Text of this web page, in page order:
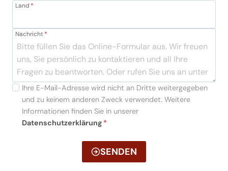
Land *
Nachricht*
Ihre E-Mail-Adresse wird nicht an Dritte weitergegeben
und zu keinem anderen Zweck verwendet. Weitere
Informationen finden Sie in unserer
Datenschutzerklärung *
SENDEN